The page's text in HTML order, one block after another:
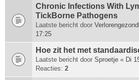
Chronic Infections With
TickBorne Pathogens
Laatste bericht door
17:25
Hoe zit het met
Laatste bericht door Sproetje « Di
Reacties: 2